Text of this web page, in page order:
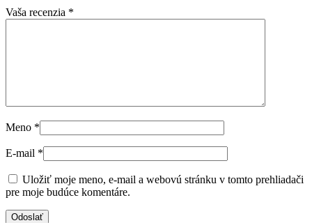
Vaša recenzia *
Meno *
E-mail *
Uložiť moje meno, e-mail a webovú stránku v tomto prehliadači
pre moje budúce komentáre.